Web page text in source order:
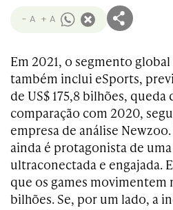
- A + A
Em 2021, o segmento
também inclui eSports,
de US$ 175,8 bilhões, queda
comparação com 2020,
empresa de análise
ainda é protagonista de
ultraconectada e engajada.
que os games movimentem
bilhões. Se, por um lado, a